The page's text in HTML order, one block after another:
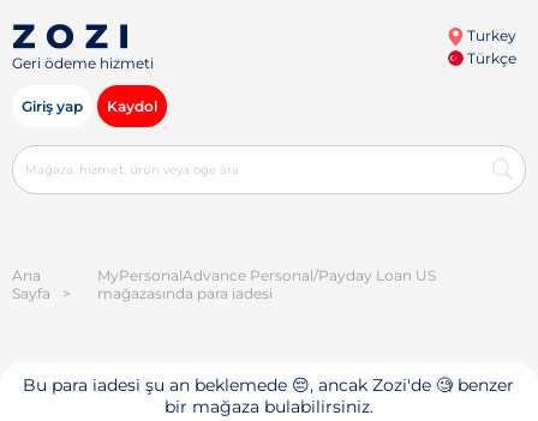
Geri ödeme hizmeti
Turkey
Türkçe
Giriş yap Kaydol
Ana
Sayfa
>
MyPersonalAdvance Personal/Payday Loan US
mağazasında para iadesi
Bu para iadesi şu an beklemede 😔, ancak Zozi'de 🧐 benzer
bir mağaza bulabilirsiniz.